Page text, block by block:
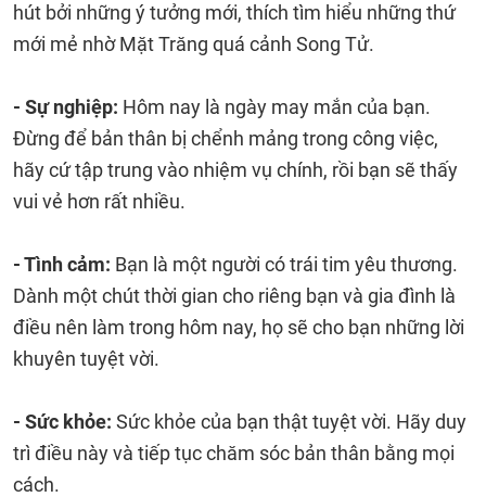
hút bởi những ý tưởng mới, thích tìm hiểu những thứ
mới mẻ nhờ Mặt Trăng quá cảnh Song Tử.
- Sự nghiệp: Hôm nay là ngày may mắn của bạn.
Đừng để bản thân bị chểnh mảng trong công việc,
hãy cứ tập trung vào nhiệm vụ chính, rồi bạn sẽ thấy
vui vẻ hơn rất nhiều.
- Tình cảm: Bạn là một người có trái tim yêu thương.
Dành một chút thời gian cho riêng bạn và gia đình là
điều nên làm trong hôm nay, họ sẽ cho bạn những lời
khuyên tuyệt vời.
- Sức khỏe: Sức khỏe của bạn thật tuyệt vời. Hãy duy
trì điều này và tiếp tục chăm sóc bản thân bằng mọi
cách.